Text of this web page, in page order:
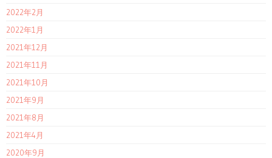
2022年2月
2022年1月
2021年12月
2021年11月
2021年10月
2021年9月
2021年8月
2021年4月
2020年9月